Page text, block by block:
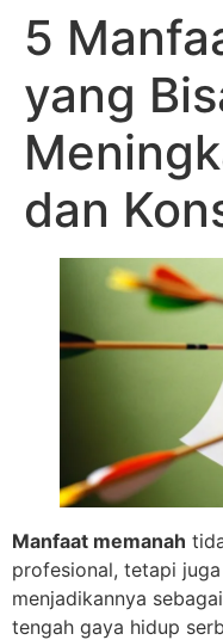
5
yang
dan
Manfaat memanah
profesional, tetapi
menjadikannya
tengah gaya hidup